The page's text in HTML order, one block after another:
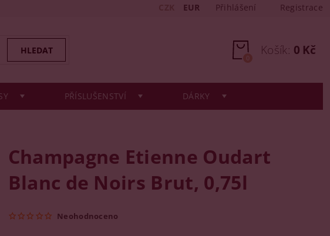
EUR Přihlášení Registrace
Košík: 0 Kč
0
PŘÍSLUŠENSTVÍ DÁRKY
Champagne Etienne Oudart
Blanc de Noirs Brut, 0,75l
Neohodnoceno